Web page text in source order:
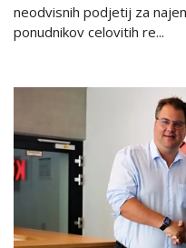
neodvisnih podjetij za
ponudnikov celovitih re...